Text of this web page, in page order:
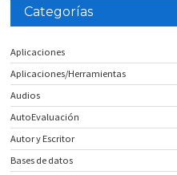
Categorías
Aplicaciones
Aplicaciones/Herramientas
Audios
AutoEvaluación
Autor y Escritor
Bases de datos